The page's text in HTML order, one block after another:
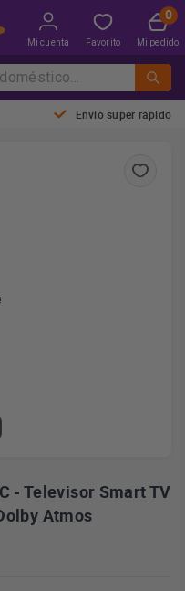
Mi cuenta Favorito Mi pedido
Envio super rápido
- Televisor Smart TV
Atmos